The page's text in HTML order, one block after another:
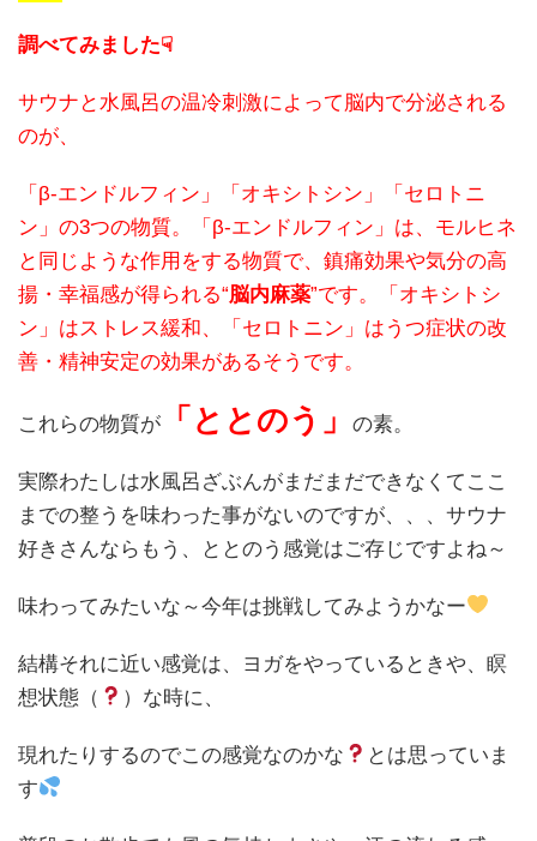
調べてみました☟
サウナと水風呂の温冷刺激によって脳内で分泌される
のが、
「β-エンドルフィン」「オキシトシン」「セロトニ
ン」の3つの物質。「β-エンドルフィン」は、モルヒネ
と同じような作用をする物質で、鎮痛効果や気分の高
揚・幸福感が得られる“脳内麻薬”です。「オキシトシ
ン」はストレス緩和、「セロトニン」はうつ症状の改
善・精神安定の効果があるそうです。
これらの物質が 「ととのう」 の素。
実際わたしは水風呂ざぶんがまだまだできなくてここ
までの整うを味わった事がないのですが、、、サウナ
好きさんならもう、ととのう感覚はご存じですよね～
味わってみたいな～今年は挑戦してみようかなー
結構それに近い感覚は、ヨガをやっているときや、瞑
想状態（
）な時に、
現れたりするのでこの感覚なのかな
とは思っていま
す